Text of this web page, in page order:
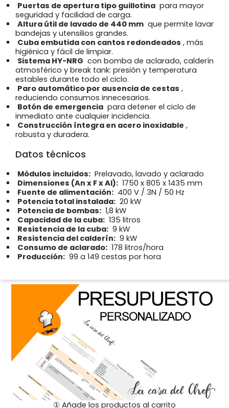
Puertas de apertura tipo guillotina para mayor
seguridad y facilidad de carga.
Altura útil de lavado de 440 mm que permite lavar
bandejas y utensilios grandes.
Cuba embutida con cantos redondeados , más
higiénica y fácil de limpiar.
Sistema HY-NRG con bomba de aclarado, calderín
atmosférico y break tank: presión y temperatura
estables durante todo el ciclo.
Paro automático por ausencia de cestas ,
reduciendo consumos innecesarios.
Botón de emergencia para detener el ciclo de
inmediato ante cualquier incidencia.
Construcción íntegra en acero inoxidable ,
robusta y duradera.
Datos técnicos
Módulos incluidos: Prelavado, lavado y aclarado
Dimensiones (An x F x Al): 1750 x 805 x 1435 mm
Fuente de alimentación: 400 V / 3N / 50 Hz
Potencia total instalada: 20 kW
Potencia de bombas: 1,8 kW
Capacidad de la cuba: 135 litros
Resistencia de la cuba: 9 kW
Resistencia del calderín: 9 kW
Consumo de aclarado: 178 litros/hora
Producción: 99 a 149 cestas por hora
① Añade los productos al carrito